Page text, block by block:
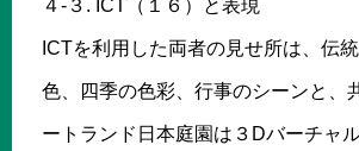
４-３. ICT（１６）と表現
ICTを利用した両者の見せ所は、伝
色、四季の色彩、行事のシーンと、
ートランド日本庭園は３Dバーチャ